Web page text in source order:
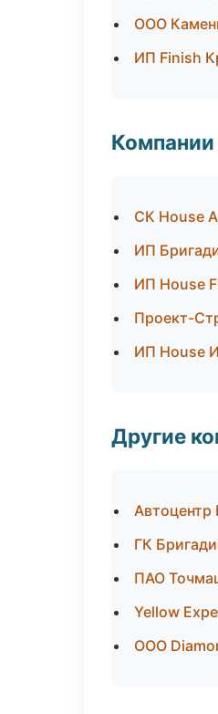
ООО
ИП Finish
СК House
ИП
ИП House
Проект-
ИП House
Другие
Автоцентр
ГК
ПАО
Yellow
ООО